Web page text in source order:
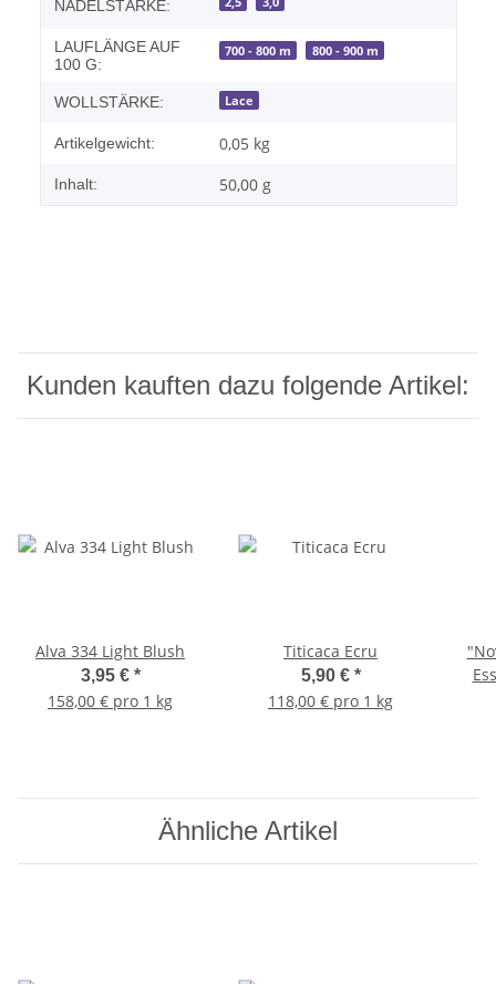
NADELSTÄRKE:
LAUFLÄNGE AUF
100 G:
700 - 800 m 800 - 900 m
WOLLSTÄRKE: Lace
Artikelgewicht: 0,05 kg
Inhalt: 50,00 g
Kunden kauften dazu folgende Artikel:
Alva 334 Light Blush
3,95 € *
158,00 € pro 1 kg
Titicaca Ecru
5,90 € *
118,00 € pro 1 kg
Ähnliche Artikel